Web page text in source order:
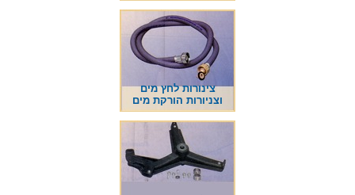
צינורות לחץ מים
וצניורות הורקת מים